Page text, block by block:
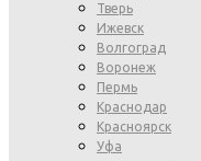
Тверь
Ижевск
Волгоград
Воронеж
Пермь
Краснодар
Красноярск
Уфа